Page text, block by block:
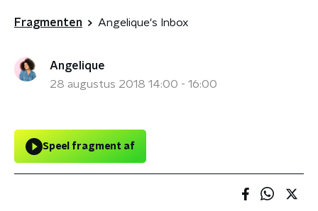
Fragmenten Angelique's Inbox
Angelique
28 augustus 2018 14:00 - 16:00
Speel fragment af